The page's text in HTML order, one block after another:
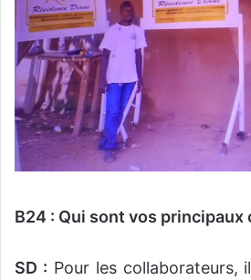
B24 : Qui sont vos principaux
SD : Pour les collaborateurs,